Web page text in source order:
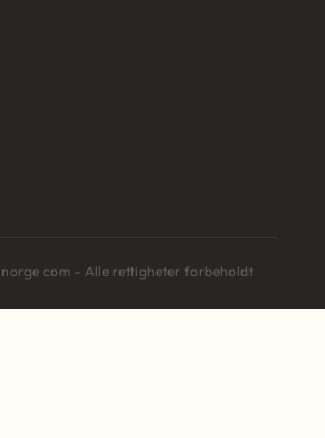
com - Alle rettigheter forbeholdt